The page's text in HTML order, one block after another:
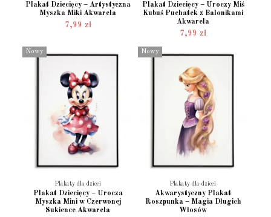
Plakat Dziecięcy – Artystyczna
Myszka Miki Akwarela
7,99 zł
Plakat Dziecięcy – Uroczy Miś
Kubuś Puchatek z Balonikami
Akwarela
7,99 zł
Nowy
Plakaty dla dzieci
Plakat Dziecięcy – Urocza
Myszka Mini w Czerwonej
Sukience Akwarela
Nowy
Plakaty dla dzieci
Akwarystyczny Plakat
Roszpunka – Magia Długich
Włosów